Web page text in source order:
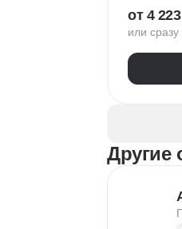
Google
от 4
или
Другие